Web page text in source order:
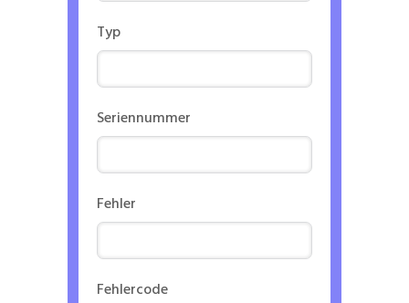
Typ
Seriennummer
Fehler
Fehlercode